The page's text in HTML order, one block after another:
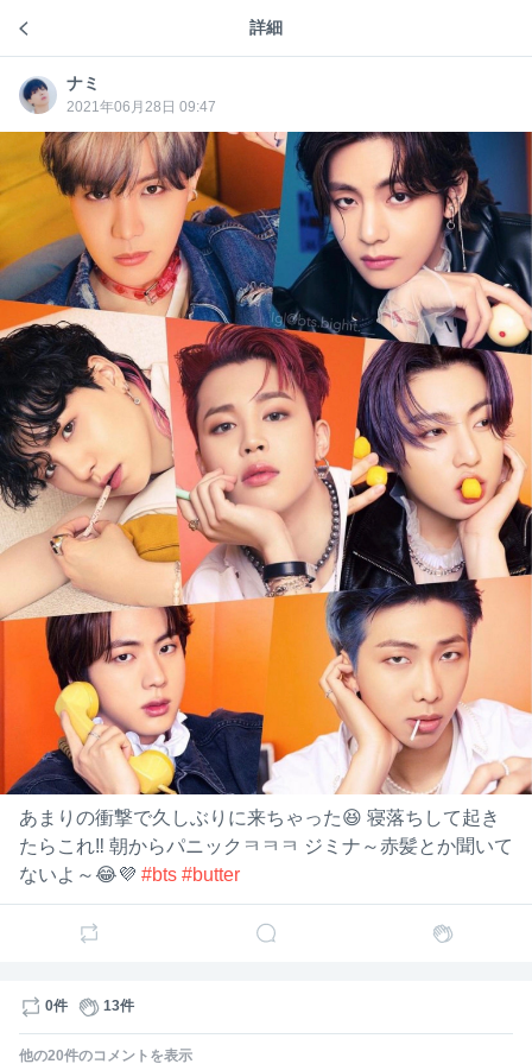
詳細
ナミ ナミ
2021年06月28日 09:47
あまりの衝撃で久しぶりに来ちゃった😆 寝落ちして起き
たらこれ‼️ 朝からパニックㅋㅋㅋ ジミナ～赤髪とか聞いて
ないよ～😂💜 #bts #butter
0件 13件
他の20件のコメントを表示
army room
幸せな1年になりますように🍀
생일 축하해🎂보라해💜
#rm
8
ナミ 4年前
めっちゃ可愛いー♡
#jimin
1
ナミ